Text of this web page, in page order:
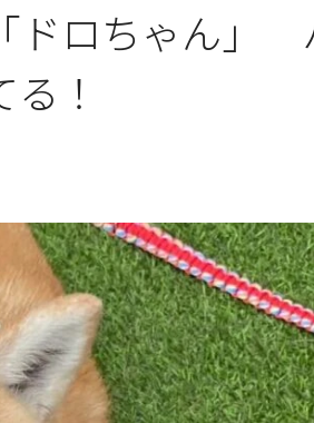
ドロちゃん」
！